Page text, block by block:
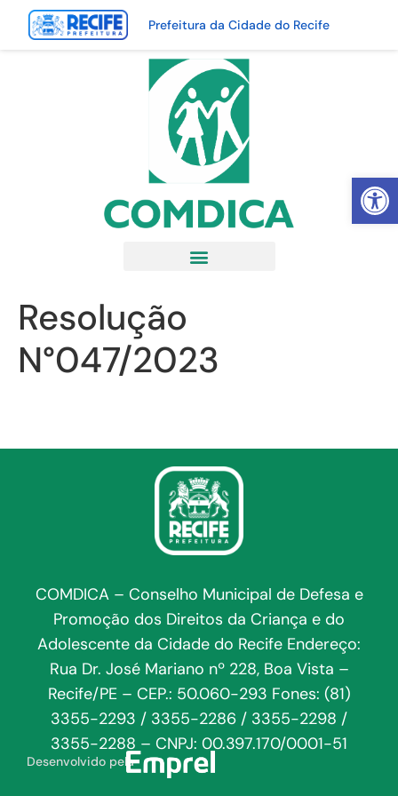
Abrir
Prefeitura da Cidade do Recife
Resolução
N°047/2023
COMDICA – Conselho Municipal de Defesa e
Promoção dos Direitos da Criança e do
Adolescente da Cidade do Recife Endereço:
Rua Dr. José Mariano nº 228, Boa Vista –
Recife/PE – CEP.: 50.060-293 Fones: (81)
3355-2293 / 3355-2286 / 3355-2298 /
3355-2288 – CNPJ: 00.397.170/0001-51
Desenvolvido pela